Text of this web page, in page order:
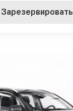
Зарезервировать